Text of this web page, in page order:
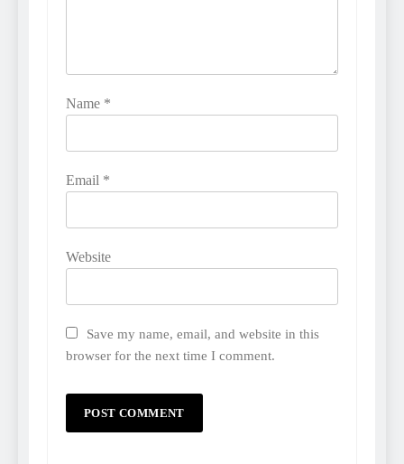
Name *
Email *
Website
Save my name, email, and website in this
browser for the next time I comment.